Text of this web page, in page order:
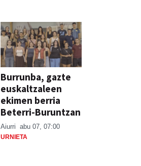
Burrunba, gazte
euskaltzaleen
ekimen berria
Beterri-Buruntzan
Aiurri abu 07, 07:00
URNIETA